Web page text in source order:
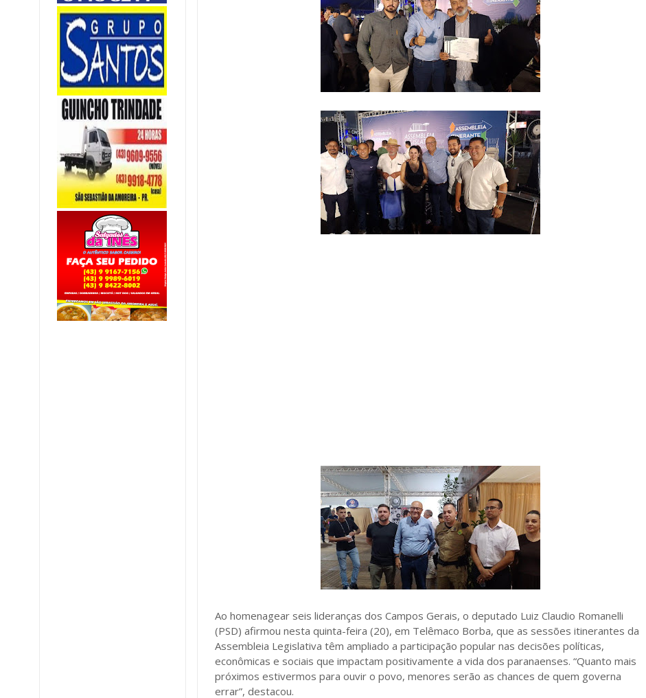
Ao homenagear seis lideranças dos Campos Gerais, o deputado Luiz Claudio Romanelli
(PSD) afirmou nesta quinta-feira (20), em Telêmaco Borba, que as sessões itinerantes da
Assembleia Legislativa têm ampliado a participação popular nas decisões políticas,
econômicas e sociais que impactam positivamente a vida dos paranaenses. “Quanto mais
próximos estivermos para ouvir o povo, menores serão as chances de quem governa
errar”, destacou.